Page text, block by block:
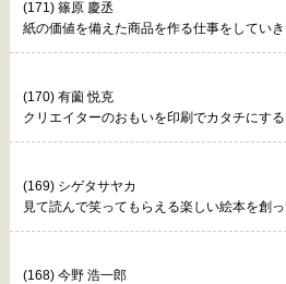
(171) 篠原 慶丞
紙の価値を備えた商品を作る仕事をしてい
(170) 有薗 悦克
クリエイターのおもいを印刷でカタチにする
(169) シゲタサヤカ
見て読んで笑ってもらえる楽しい絵本を創
(168) 今野 浩一郎